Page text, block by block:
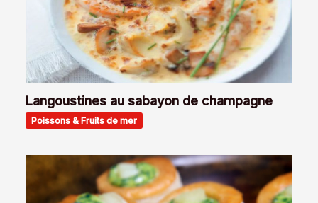
Langoustines au sabayon de champagne
Poissons & Fruits de mer